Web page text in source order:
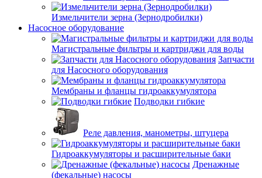
Измельчители зерна (Зернодробилки)
Насосное оборудование
Магистральные фильтры и картриджи для воды
Запчасти
для Насосного оборудования
Мембраны и фланцы гидроаккумулятора
Подводки гибкие
Реле давления, манометры, штуцера
Гидроаккумуляторы и расширительные баки
Дренажные
(фекальные) насосы